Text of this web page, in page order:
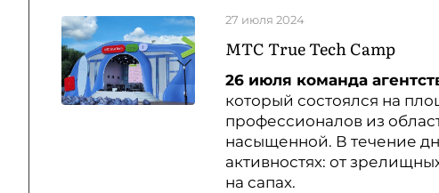
27 июля 2024
МТС True Tech Camp
26 июля команда
который состоялся на
профессионалов из
насыщенной. В течение
активностях: от
на сапах.